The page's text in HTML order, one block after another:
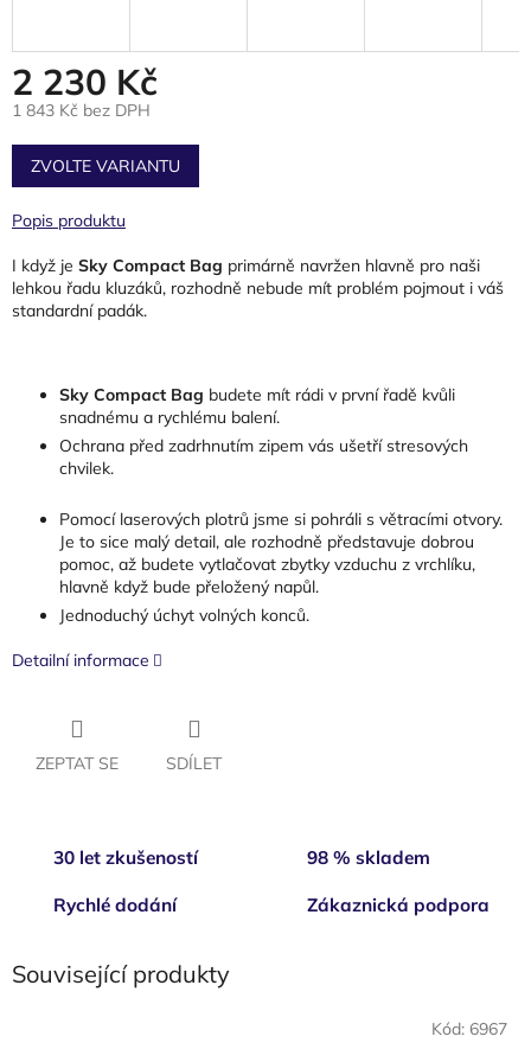
2 230 Kč
1 843 Kč bez DPH
Měrná
cena:
ZVOLTE VARIANTU
Popis produktu
I když je Sky Compact Bag primárně navržen hlavně pro naši
lehkou řadu kluzáků, rozhodně nebude mít problém pojmout i váš
standardní padák.
Sky Compact Bag budete mít rádi v první řadě kvůli
snadnému a rychlému balení.
Ochrana před zadrhnutím zipem vás ušetří stresových
chvilek.
Pomocí laserových plotrů jsme si pohráli s větracími otvory.
Je to sice malý detail, ale rozhodně představuje dobrou
pomoc, až budete vytlačovat zbytky vzduchu z vrchlíku,
hlavně když bude přeložený napůl.
Jednoduchý úchyt volných konců.
Detailní informace
ZEPTAT SE SDÍLET
30 let zkušeností 98 % skladem
Rychlé dodání Zákaznická podpora
Související produkty
Kód: 6967